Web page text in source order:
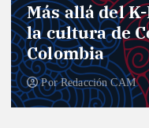
Entre curules
el desafío de
nuevo
PorRedacción CAM